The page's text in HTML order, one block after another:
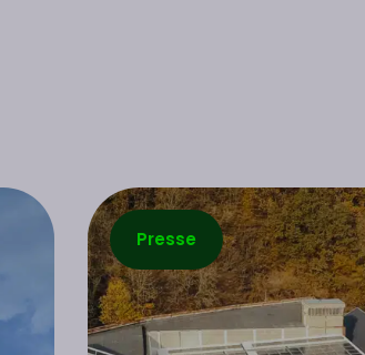
Presse